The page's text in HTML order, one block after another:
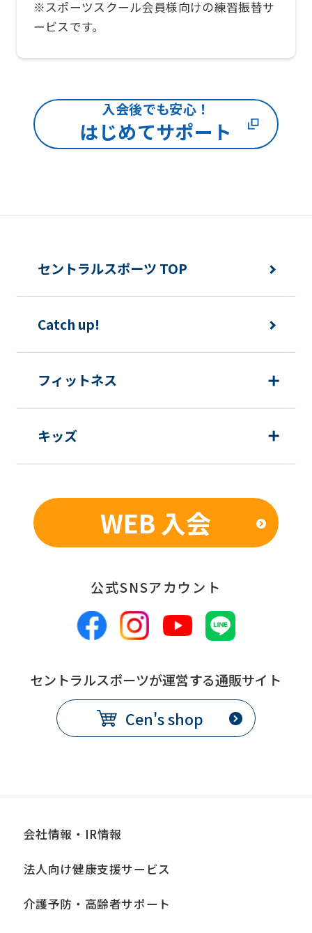
※スポーツスクール会員様向けの練習振替サ
ービスです。
入会後でも安心！
はじめてサポート
The
may
from
the
original
ask
fully
understand
before
service.
セントラルスポーツ TOP
Catch up!
フィットネス
キッズ
WEB 入会
公式SNSアカウント
セントラルスポーツが運営する通販サイト
Cen's shop
会社情報・IR情報
法人向け健康支援サービス
介護予防・高齢者サポート